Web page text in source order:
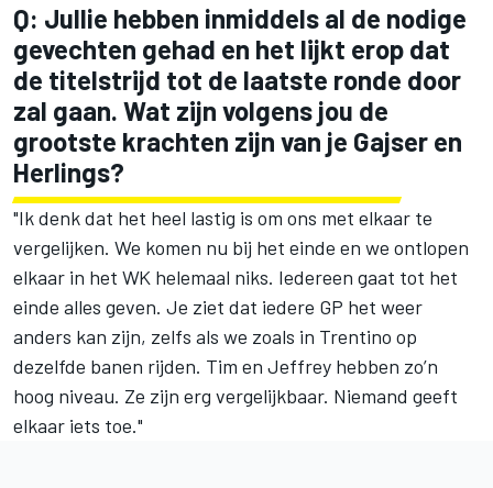
Q: Jullie hebben inmiddels al de nodige
gevechten gehad en het lijkt erop dat
de titelstrijd tot de laatste ronde door
zal gaan. Wat zijn volgens jou de
grootste krachten zijn van je Gajser en
Herlings?
"Ik denk dat het heel lastig is om ons met elkaar te
vergelijken. We komen nu bij het einde en we ontlopen
elkaar in het WK helemaal niks. Iedereen gaat tot het
einde alles geven. Je ziet dat iedere GP het weer
anders kan zijn, zelfs als we zoals in Trentino op
dezelfde banen rijden. Tim en Jeffrey hebben zo’n
hoog niveau. Ze zijn erg vergelijkbaar. Niemand geeft
elkaar iets toe."